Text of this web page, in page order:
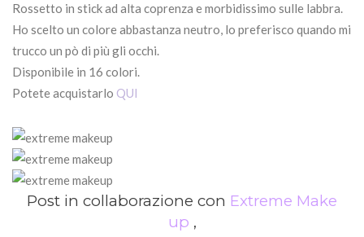
Rossetto in stick ad alta coprenza e morbidissimo sulle labbra.
Ho scelto un colore abbastanza neutro, lo preferisco quando mi
trucco un pò di più gli occhi.
Disponibile in 16 colori.
Potete acquistarlo QUI
Post in collaborazione con Extreme Make
up ,